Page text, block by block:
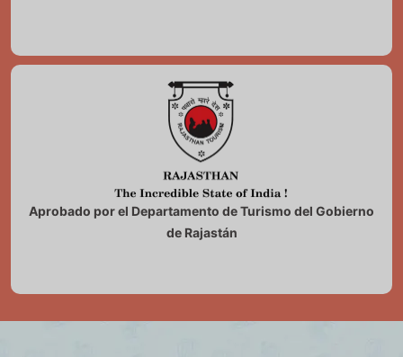
Aprobado por el Departamento de Turismo del Gobierno
de Rajastán